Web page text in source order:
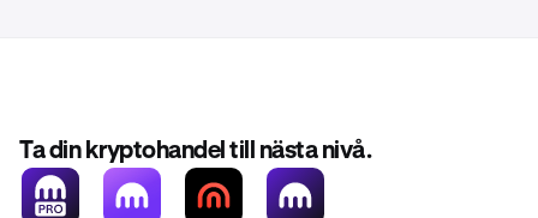
Ta din kryptohandel till nästa nivå.